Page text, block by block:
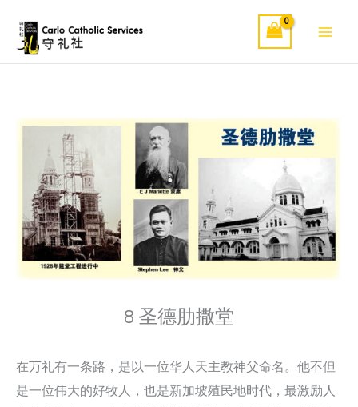
content
8 圣德肋撒堂
在万礼有一条路，是以一位华人天主教神父命名。他不但
是一位伟大的好牧人，也是新加坡殖民地时代，最激励人